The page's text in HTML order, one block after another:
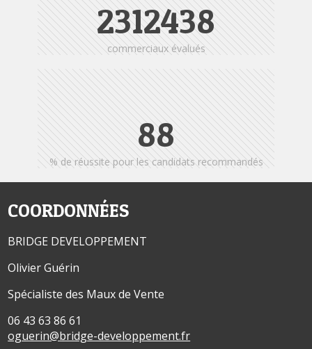
2401865
commerciaux évalués
95
% de réussite pour les candidats recommandés
COORDONNÉES
BRIDGE DEVELOPPEMENT
Olivier Guérin
Spécialiste des Maux de Vente
06 43 63 86 61
oguerin@bridge-developpement.fr